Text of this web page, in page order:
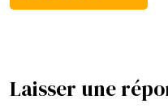
Laisser une